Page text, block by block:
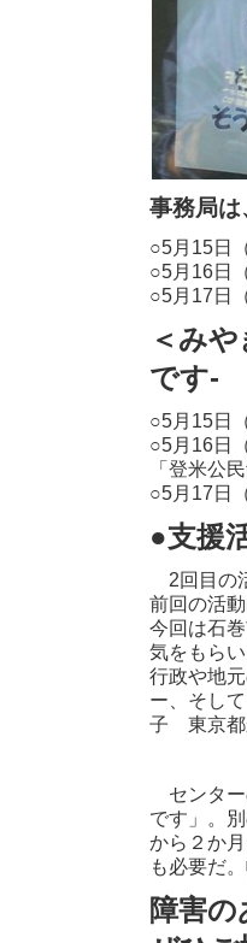
事務局は
○5月15日
○5月16日
○5月17日
＜み
です‐
○5月15日
○5月16日
「登米公
○5月17日
●支援
2回目の
前回の活
今回は石
気をもらい
行政や地
ー、そし
子 東京都
センター
です」。
から２か
も必要だ
障害